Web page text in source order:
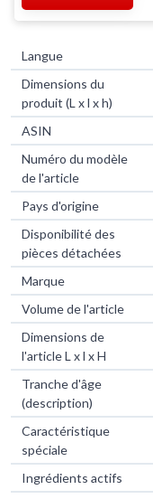
Langue
Dimensions du
produit (L x l x h)
ASIN
Numéro du modèle
de l'article
Pays d'origine
Disponibilité des
pièces détachées
Marque
Volume de l'article
Dimensions de
l'article L x l x H
Tranche d'âge
(description)
Caractéristique
spéciale
Ingrédients actifs